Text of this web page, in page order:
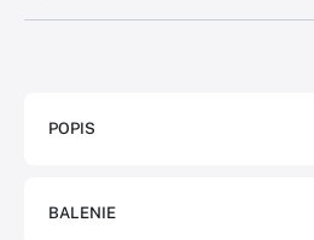
POPIS
BALENIE